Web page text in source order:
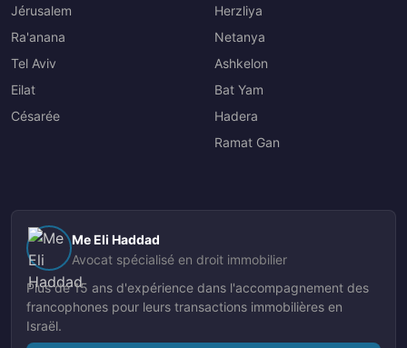
Jérusalem
Ra'anana
Tel Aviv
Eilat
Césarée
Herzliya
Netanya
Ashkelon
Bat Yam
Hadera
Ramat Gan
Me Eli Haddad
Avocat spécialisé en droit immobilier
Plus de 15 ans d'expérience dans l'accompagnement des
francophones pour leurs transactions immobilières en
Israël.